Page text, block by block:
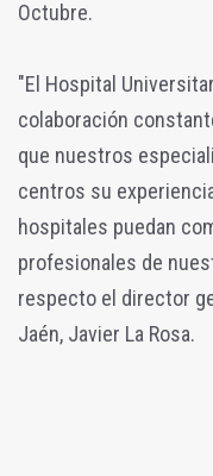
Octubre.
"El Hospital
colaboración
que nuestros
centros su
hospitales puedan
profesionales de
respecto el director
Jaén, Javier La Rosa.